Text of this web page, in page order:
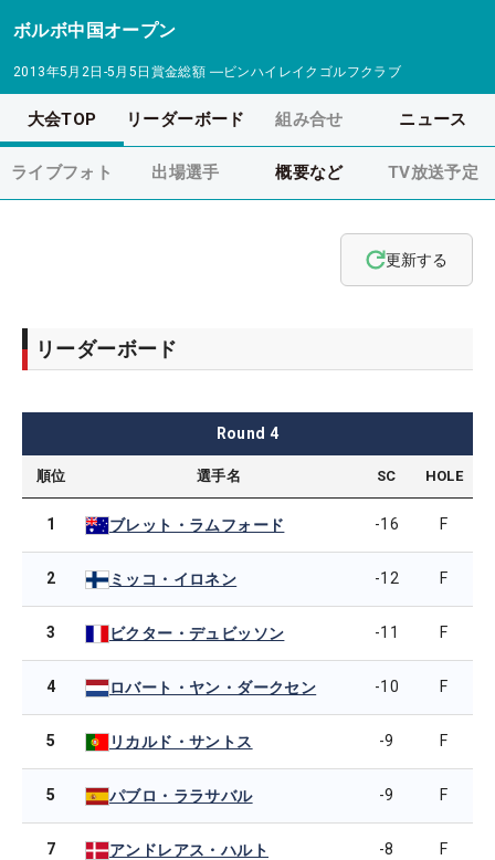
ボルボ中国オープン
2013年5月2日-5月5日 賞金総額 ―ビンハイレイクゴルフクラブ
大会TOP リーダーボード 組み合せ ニュース
ライブフォト 出場選手 概要など TV放送予定
更新する
リーダーボード
Round 4
順位 選手名 SC HOLE
1 ブレット・ラムフォード -16 F
2 ミッコ・イロネン -12 F
3 ビクター・デュビッソン -11 F
4 ロバート・ヤン・ダークセン -10 F
5 リカルド・サントス -9 F
5 パブロ・ララサバル -9 F
7 アンドレアス・ハルト -8 F